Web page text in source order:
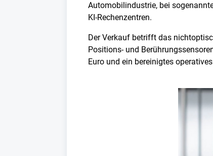
Automobilindustrie, bei
KI-Rechenzentren.
Der Verkauf betrifft das
Positions- und
Euro und ein bereinigtes